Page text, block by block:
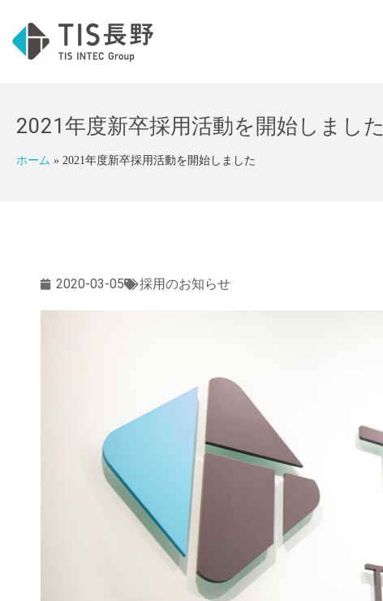
2021年度新卒採用活動を開始しました
ホーム » 2021年度新卒採用活動を開始しました
2020-03-05 採用のお知らせ